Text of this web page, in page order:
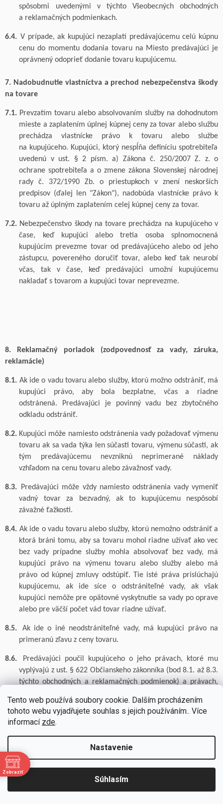
Tento web používá soubory cookie. Dalším procházením
tohoto webu vyjadřujete souhlas s jejich používáním.. Více
informací zde.
Nastavenie
Súhlasím
spôsobmi uvedenými v
týchto Všeobecných obchodných
a reklamačných podmienkach.
6.4. V prípade, ak kupujúci nezaplatí predávajúcemu celú kúpnu
cenu do momentu dodania tovaru na Miesto predávajúci je
oprávnený odoprieť dodanie tovaru kupujúcemu.
7. Nadobudnutie vlastníctva a prechod nebezpečenstva škody
na tovare
7.1. Prevzatím tovaru alebo absolvovaním služby na dohodnutom
mieste a zaplatením úplnej kúpnej ceny za tovar alebo službu
prechádza vlastnícke právo k
tovaru alebo službe
na kupujúceho. Kupujúci, ktorý nespĺňa definíciu spotrebiteľa
uvedenú v ust. § 2 písm. a)
Zákona č. 250/2007 Z. z. o
ochrane spotrebiteľa a o zmene zákona Slovenskej národnej
rady č. 372/1990 Zb. o priestupkoch v znení neskorších
predpisov (ďalej len "Zákon"), nadobúda vlastnícke právo k
tovaru až úplným zaplatením celej kúpnej ceny za tovar.
7.2. Nebezpečenstvo škody na tovare prechádza na kupujúceho v
čase, keď kupujúci alebo tretia osoba splnomocnená
kupujúcim prevezme tovar od predávajúceho alebo od jeho
zástupcu, povereného doručiť tovar, alebo keď tak neurobí
včas, tak v čase, keď predávajúci umožní kupujúcemu
nakladať s tovarom a kupujúci tovar neprevezme.
8. Reklamačný poriadok (zodpovednosť za vady, záruka,
reklamácie)
8.1. Ak ide o vadu tovaru alebo služby, ktorú možno odstrániť, má
kupujúci právo, aby bola bezplatne, včas a riadne
odstránená. Predávajúci je povinný vadu bez zbytočného
odkladu odstrániť.
8.2. Kupujúci môže namiesto odstránenia vady požadovať výmenu
tovaru ak sa vada týka len súčasti tovaru, výmenu súčasti, ak
tým predávajúcemu nevzniknú neprimerané náklady
vzhľadom na cenu tovaru alebo závažnosť vady.
8.3.
Predávajúci môže vždy namiesto odstránenia vady vymeniť
vadný tovar za bezvadný, ak to kupujúcemu nespôsobí
závažné ťažkosti.
8.4. Ak ide o vadu tovarualebo služby, ktorú nemožno odstrániť a
ktorá bráni tomu, aby sa tovaru mohol riadne užívať ako vec
bez vady prípadne služby mohla absolvovať bez vady, má
kupujúci právo na výmenu tovaru aleboslužby alebomá
právo od kúpnej zmluvy odstúpiť. Tie isté práva prislúchajú
kupujúcemu, ak ide síce o odstrániteľné vady, ak však
kupujúci nemôže pre opätovné vyskytnutie sa vady po oprave
alebo pre väčší počet vád tovar riadne užívať.
8.5.
Ak ide o iné neodstrániteľné vady, má kupujúci právo na
primeranú zľavu z ceny tovaru.
8.6.
Predávajúci poučil kupujúceho o jeho právach, ktoré mu
vyplývajú z ust. § 622 Občianskeho zákonníka (bod 8.1. až 8.3.
týchto obchodných a reklamačných podmienok) a právach,
8.4. až 8.5. týchto obchodných a reklamačných podmienok)
tak, že umiestnil tieto obchodné a reklamačné podmienky na
príslušnej podstránke elektronického obchodu predávajúceho
a kupujúci mal možnosť si ich prečítať v čase pred odoslaním
objednávky.
8.7. Predávajúci zodpovedá za vady tovarualebo služby v zmysle
platných predpisov SR a kupujúci je povinný reklamáciu
uplatniť u predávajúceho.
Zobraziť